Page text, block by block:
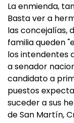
La enmienda,
Basta ver a
las concejalías,
familia queden
los intendentes
a senador
candidato a
puestos
suceder a sus
de San Martín,